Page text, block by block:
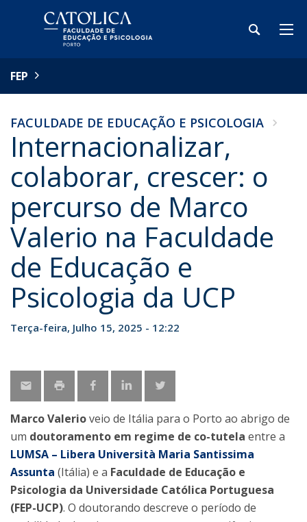
FEP
FACULDADE DE EDUCAÇÃO E PSICOLOGIA
Internacionalizar,
colaborar, crescer: o
percurso de Marco
Valerio na Faculdade
de Educação e
Psicologia da UCP
Terça-feira, Julho 15, 2025 - 12:22
Marco Valerioveio de Itália para o Porto ao abrigo de
um doutoramento em regime de co-tutela entre a
LUMSA – Libera Università Maria Santissima
Assunta (Itália) e a Faculdade de Educação e
Psicologia da Universidade Católica Portuguesa
(FEP-UCP). O doutorando descreve o período de